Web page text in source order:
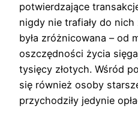
potwierdzające
nigdy nie trafiały do
była zróżnicowana – od
oszczędności życia
tysięcy złotych. Wśród
się również osoby
przychodziły jedynie